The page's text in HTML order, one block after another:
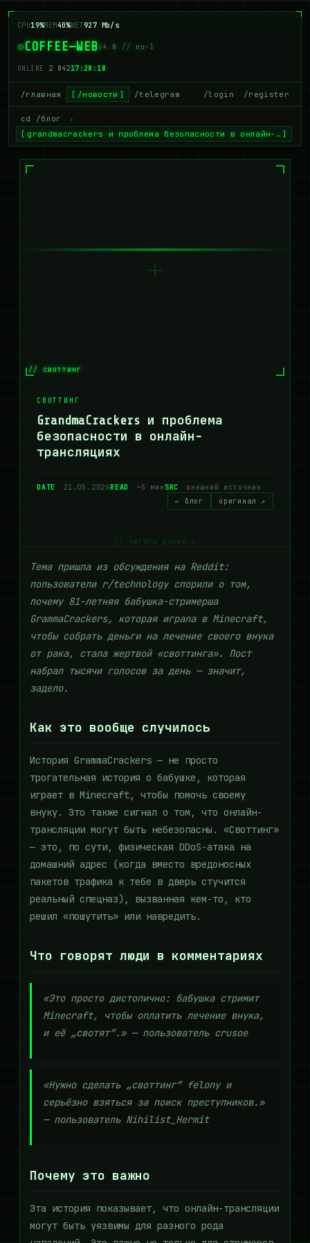
CPU22%MEM40%NET921 Mb/s
COFFEE—WEBv4.0 // eu-1
ONLINE 2 84017:28:18
/главная /новости /telegram /login /register
cd /блог
›
grandmacrackers и проблема безопасности в онлайн-…
// своттинг
СВОТТИНГ
GrandmaCrackers и проблема
безопасности в онлайн-
трансляциях
DATE 21.05.2026READ ~5 минSRC
внешний источник
← блог
оригинал ↗
// читать далее ↓
Тема пришла из обсуждения на Reddit:
пользователи r/technology спорили о том,
почему 81-летняя бабушка-стримерша
GrammaCrackers, которая играла в Minecraft,
чтобы собрать деньги на лечение своего внука
от рака, стала жертвой «своттинга». Пост
набрал тысячи голосов за день — значит,
задело.
Как это вообще случилось
История GrammaCrackers — не просто
трогательная история о бабушке, которая
играет в Minecraft, чтобы помочь своему
внуку. Это также сигнал о том, что онлайн-
трансляции могут быть небезопасны. «Своттинг»
— это, по сути, физическая DDoS-атака на
домашний адрес (когда вместо вредоносных
пакетов трафика к тебе в дверь стучится
реальный спецназ), вызванная кем-то, кто
решил «пошутить» или навредить.
Что говорят люди в комментариях
«Это просто дистопично: бабушка стримит
Minecraft, чтобы оплатить лечение внука,
и её „свотят“.» — пользователь crusoe
«Нужно сделать „своттинг“ felony и
серьёзно взяться за поиск преступников.»
— пользователь Nihilist_Hermit
Почему это важно
Эта история показывает, что онлайн-трансляции
могут быть уязвимы для разного рода